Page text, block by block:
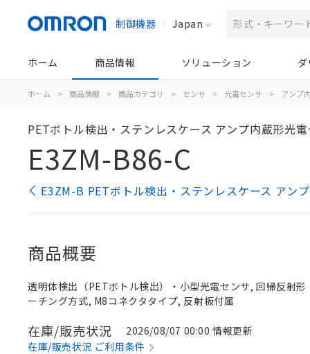
制御機器 Japan
ホーム 商品情報 ソリューション
ホーム > 商品情報 > 商品カテゴリ > センサ > 光電センサ > アンプ
PETボトル検出・ステンレスケース アンプ内蔵形光
E3ZM-B86-C
E3ZM-B PETボトル検出・ステンレスケース アン
商品概要
透明体検出（PETボトル検出）・小型光電センサ, 回帰反射
ーチング方式, M8コネクタタイプ, 反射板付属
在庫/販売状況
2026/08/07 00:00 情報更新
在庫/販売状況 ご利用条件